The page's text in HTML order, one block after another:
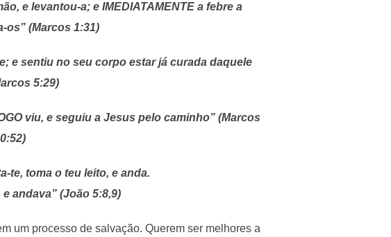
e levantou-a; e IMEDIATAMENTE a febre a
os” (Marcos 1:31)
e sentiu no seu corpo estar já curada daquele
5:29)
viu, e seguiu a Jesus pelo caminho” (Marcos
te, toma o teu leito, e anda.
andava” (João 5:8,9)
um processo de salvação. Querem ser melhores a